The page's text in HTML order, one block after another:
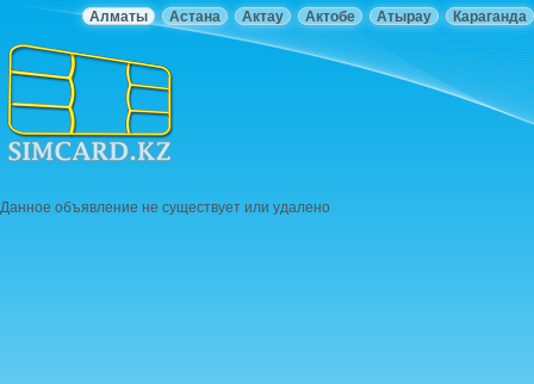
Караганда
Атырау
Актобе
Актау
Астана
Алматы
Данное объявление не существует или удалено